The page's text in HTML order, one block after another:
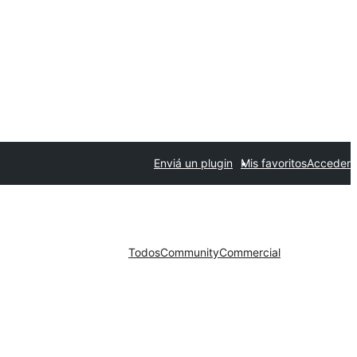
Enviá un plugin Mis favoritosAcceder
TodosCommunityCommercial